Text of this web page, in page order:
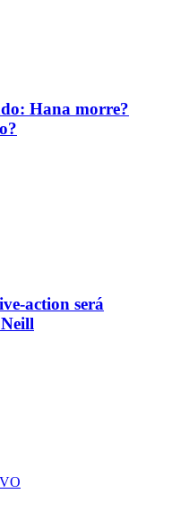
Hana morre?
action será